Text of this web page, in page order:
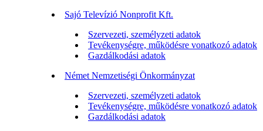
Sajó Televízió Nonprofit Kft.
Szervezeti, személyzeti adatok
Tevékenységre, működésre vonatkozó adatok
Gazdálkodási adatok
Német Nemzetiségi Önkormányzat
Szervezeti, személyzeti adatok
Tevékenységre, működésre vonatkozó adatok
Gazdálkodási adatok